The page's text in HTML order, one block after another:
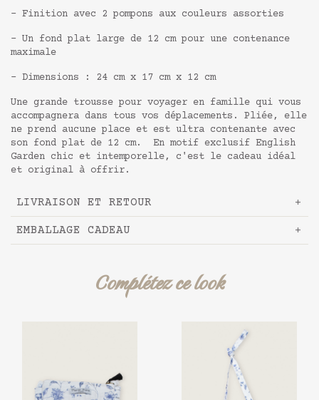
- Finition avec 2 pompons aux couleurs assorties
- Un fond plat large de 12 cm pour une contenance
maximale
- Dimensions : 24 cm x 17 cm x 12 cm
Une grande trousse pour voyager en famille qui vous
accompagnera dans tous vos déplacements. Pliée, elle
ne prend aucune place et est ultra contenante avec
son fond plat de 12 cm. En motif exclusif English
Garden chic et intemporelle, c'est le cadeau idéal
et original à offrir.
LIVRAISON ET RETOUR
EMBALLAGE CADEAU
Complétez ce look